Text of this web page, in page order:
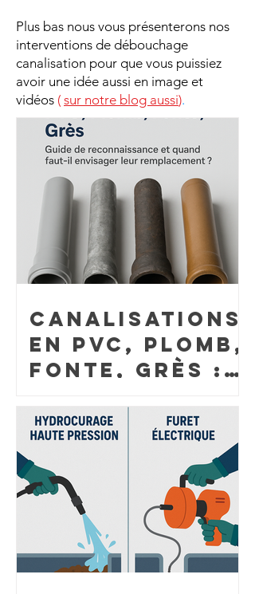
Plus bas nous vous présenterons nos
interventions de débouchage
canalisation pour que vous puissiez
avoir une idée aussi en image et
vidéos ( sur notre blog aussi).
Canalisations
en PVC, Plomb,
Fonte, Grès :
reconnaissan
ce et quand
faut-il
envisager
leur
remplacement
?